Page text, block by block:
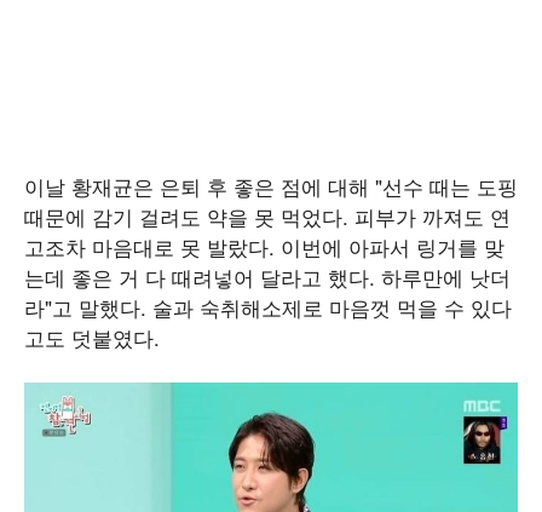
이날 황재균은 은퇴 후 좋은 점에 대해 "선수 때는 도핑
때문에 감기 걸려도 약을 못 먹었다. 피부가 까져도 연
고조차 마음대로 못 발랐다. 이번에 아파서 링거를 맞
는데 좋은 거 다 때려넣어 달라고 했다. 하루만에 낫더
라"고 말했다. 술과 숙취해소제로 마음껏 먹을 수 있다
고도 덧붙였다.